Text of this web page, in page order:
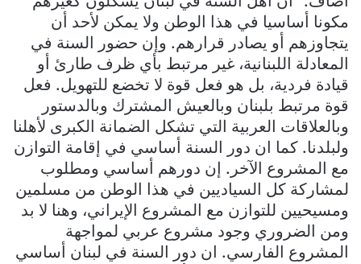
مكونا أساسيا في هذا الوطن ولا يمكن لأحد أن
يتجاوزهم أو يصادر قرارهم. وإن حضور السنة في
المعادلة اللبنانية، غير مرتبط بأي ظرف طارئ أو
قيادة فردية، بل هو فعل قوة لا تخضع للتهويل. فعل
قوة مرتبط بلبنان وبالعيش المشترك وبالدستور
وبالعلاقات العربية التي تشكل الضمانة الكبرى لأهلنا
ولبلدنا. كما ان دور السنة أساسي في إقامة التوازن
مع المشروع الآخر. إن دورهم أساسي ومطلوب
لمشاركة كل السياديين في هذا الوطن من مسلمين
ومسيحيين للتوازن مع المشروع الإيراني، وهنا لا بد
ومن الضروري وجود مشروع عربي لمواجهة
المشروع الفارسي. ان دور السنة في لبنان أساسي